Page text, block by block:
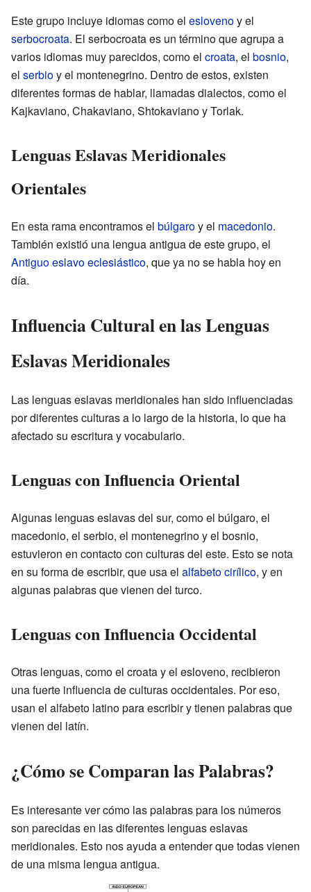
Este grupo incluye idiomas como el eslovenoy el
serbocroata. El serbocroata es un término que agrupa a
varios idiomas muy parecidos, como el croata, el bosnio,
el serbioy el montenegrino. Dentro de estos, existen
diferentes formas de hablar, llamadas dialectos, como el
Kajkaviano, Chakaviano, Shtokaviano y Torlak.
Lenguas Eslavas Meridionales
Orientales
En esta rama encontramos el búlgaroy el macedonio.
También existió una lengua antigua de este grupo, el
Antiguo eslavo eclesiástico, que ya no se habla hoy en
día.
Influencia Cultural en las Lenguas
Eslavas Meridionales
Las lenguas eslavas meridionales han sido influenciadas
por diferentes culturas a lo largo de la historia, lo que ha
afectado su escritura y vocabulario.
Lenguas con Influencia Oriental
Algunas lenguas eslavas del sur, como el búlgaro, el
macedonio, el serbio, el montenegrino y el bosnio,
estuvieron en contacto con culturas del este. Esto se nota
en su forma de escribir, que usa el alfabeto cirílico, y en
algunas palabras que vienen del turco.
Lenguas con Influencia Occidental
Otras lenguas, como el croata y el esloveno, recibieron
una fuerte influencia de culturas occidentales. Por eso,
usan el alfabeto latino para escribir y tienen palabras que
vienen del latín.
¿Cómo se Comparan las Palabras?
Es interesante ver cómo las palabras para los números
son parecidas en las diferentes lenguas eslavas
meridionales. Esto nos ayuda a entender que todas vienen
de una misma lengua antigua.